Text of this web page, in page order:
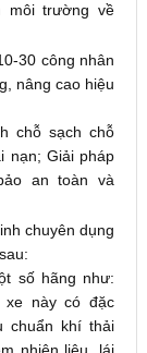
môi trường về
30 công nhân
nâng cao hiệu
chỗ sạch chỗ
nạn; Giải pháp
an toàn và
chuyên dụng
số hãng như:
xe này có đặc
chuẩn khí thải